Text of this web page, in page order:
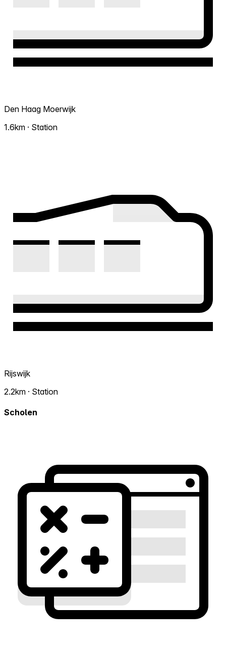
Den Haag Moerwijk
1.6km · Station
Rijswijk
2.2km · Station
Scholen